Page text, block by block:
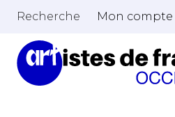
Recherche Mon compte